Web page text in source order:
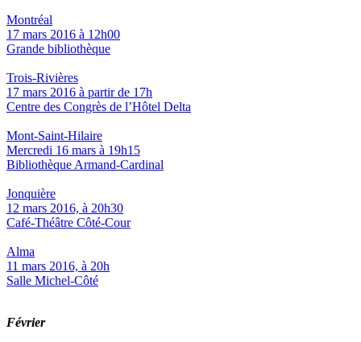
Montréal
17 mars 2016 à 12h00
Grande bibliothèque
Trois-Rivières
17 mars 2016 à partir de 17h
Centre des Congrès de l’Hôtel Delta
Mont-Saint-Hilaire
Mercredi 16 mars à 19h15
Bibliothèque Armand-Cardinal
Jonquière
12 mars 2016, à 20h30
Café-Théâtre Côté-Cour
Alma
11 mars 2016, à 20h
Salle Michel-Côté
Février